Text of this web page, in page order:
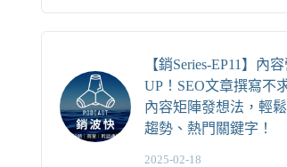
【銷Series-EP11】內
UP！SEO文章撰寫不
內容矩陣發想法，輕
趨勢、熱門關鍵字！
2025-02-18